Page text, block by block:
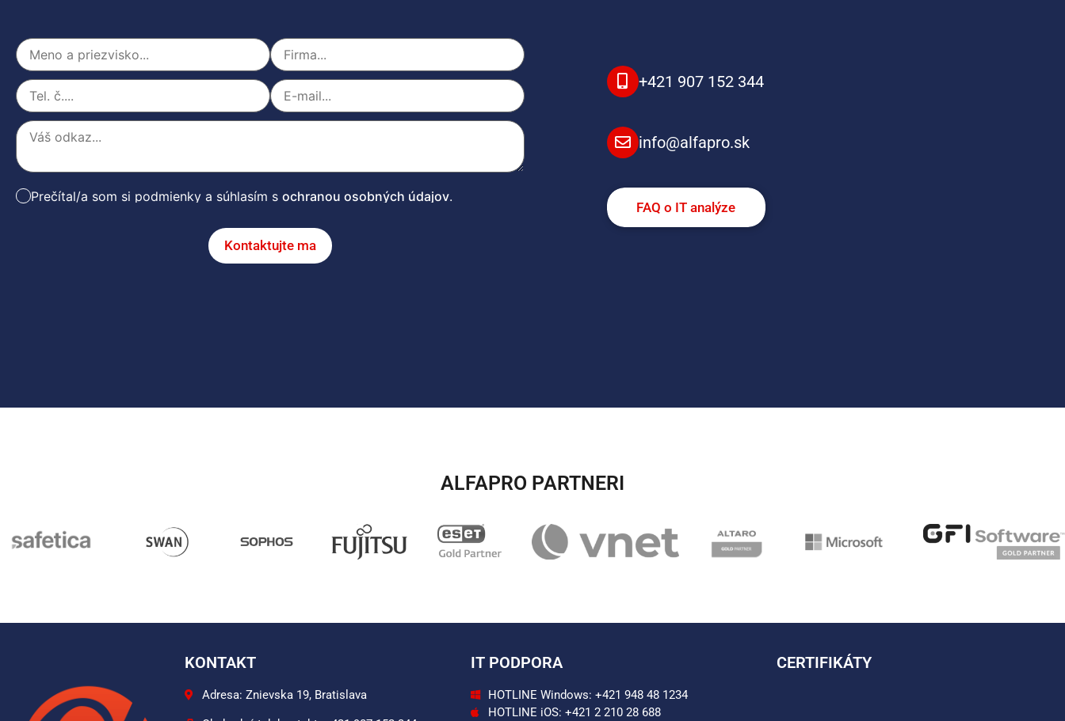
Prečítal/a som si podmienky a súhlasím sochranou osobných údajov.
Kontaktujte ma
+421 907 152 344
info@alfapro.sk
FAQ o IT analýze
ALFAPRO PARTNERI​
KONTAKT
Adresa: Znievska 19, Bratislava
IT PODPORA
HOTLINE Windows: +421 948 48 1234
HOTLINE iOS: +421 2 210 28 688
CERTIFIKÁTY